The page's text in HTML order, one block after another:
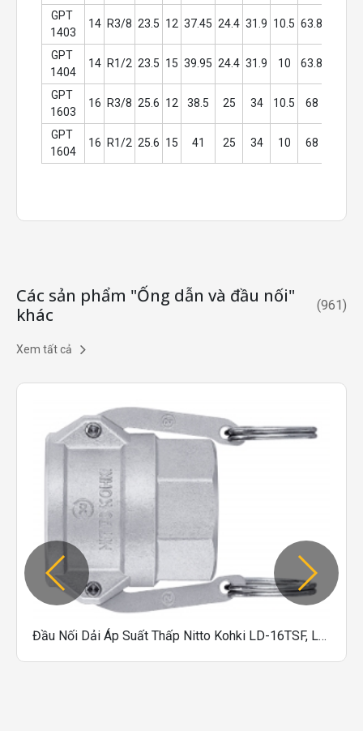
GPT
1403
14 R3/8 23.5 12 37.45 24.4 31.9 10.5 63.8
GPT
1404
14 R1/2 23.5 15 39.95 24.4 31.9 10 63.8
GPT
1603
16 R3/8 25.6 12 38.5 25 34 10.5 68
GPT
1604
16 R1/2 25.6 15 41 25 34 10 68
Các sản phẩm "Ống dẫn và đầu nối"
khác
(961)
Xem tất cả
Đầu Nối Dải Áp Suất Thấp Nitto Kohki LD-16TSF, LD-20TSF, LD-24TSF, LD-32TSF